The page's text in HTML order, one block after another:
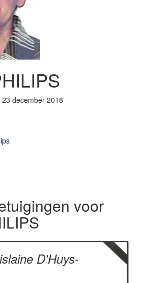
23 december 2018
voor
D'Huys-